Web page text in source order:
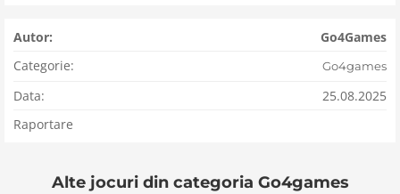
Autor:
Go4Games
Categorie:
Go4games
Data:
25.08.2025
Raportare
Alte jocuri din categoria Go4games